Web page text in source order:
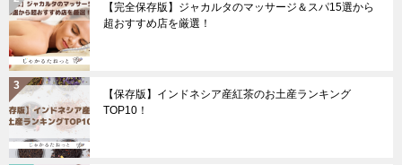
【完全保存版】ジャカルタのマッサージ＆スパ15選から
超おすすめ店を厳選！
【保存版】インドネシア産紅茶のお土産ランキング
TOP10！